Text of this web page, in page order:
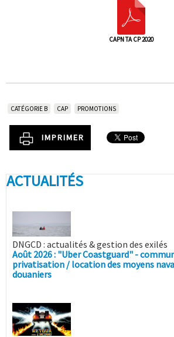
CAPN TA CP 2020
CATÉGORIE B CAP PROMOTIONS
IMPRIMER
ACTUALITÉS
DNGCD : actualités & gestion des exilés
Août 2026 : "Uber Coastguard" -
privatisation / location des moyens
douaniers